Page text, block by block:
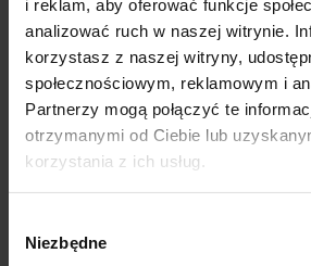
i reklam, aby oferować funkcje
analizować ruch w naszej witrynie.
korzystasz z naszej witryny,
społecznościowym, reklamowym i
Partnerzy mogą połączyć te
otrzymanymi od Ciebie lub
korzystania z ich usług.
zgody
Niezbędne
długość całkowita: 107cm
obwód w pasie: 2×44-60 (gumka)
obwód w biodrach: 2×60-63 cm
ROZMIAR 4XL (48)
na metce 7/8 xl
stan (tył): 38 cm
długość całkowita: 107cm
obwód w biodrach: 2×63-70 cm